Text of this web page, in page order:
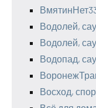
Водолей,
Водолей,
Водопад,
Восход,